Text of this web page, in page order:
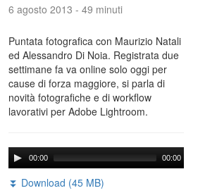
6 agosto 2013 - 49 minuti
Puntata fotografica con Maurizio Natali
ed Alessandro Di Noia. Registrata due
settimane fa va online solo oggi per
cause di forza maggiore, si parla di
novità fotografiche e di workflow
lavorativi per Adobe Lightroom.
00:00 00:00
⏬ Download (45 MB)